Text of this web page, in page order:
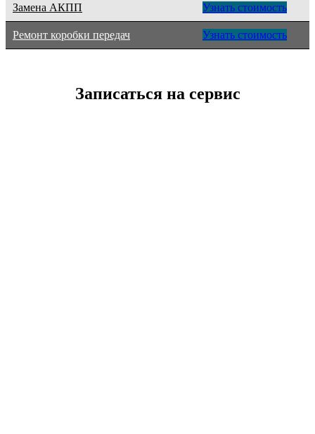
Замена АКПП Узнать стоимость
Ремонт коробки передач Узнать стоимость
Записаться на сервис